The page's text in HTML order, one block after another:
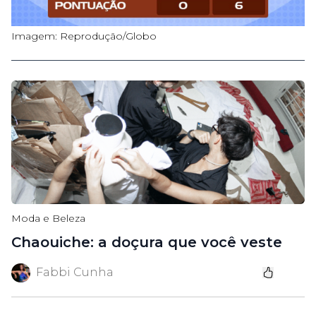
Imagem: Reprodução/Globo
Moda e Beleza
Chaouiche: a doçura que você veste
Fabbi Cunha